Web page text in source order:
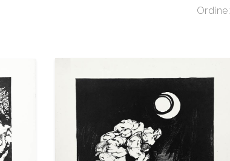
Ordine: